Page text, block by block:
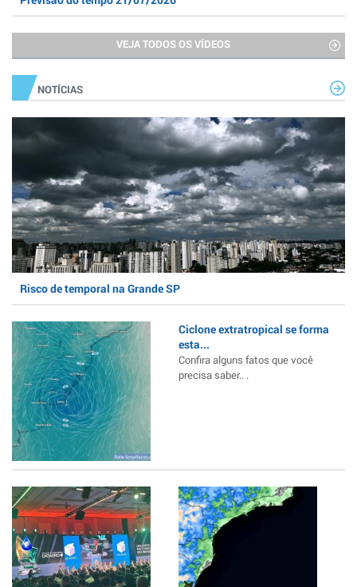
VEJA TODOS OS VÍDEOS
NOTÍCIAS
Risco de temporal na Grande SP
Ciclone extratropical se forma
esta...
Confira alguns fatos que você
precisa saber.. .